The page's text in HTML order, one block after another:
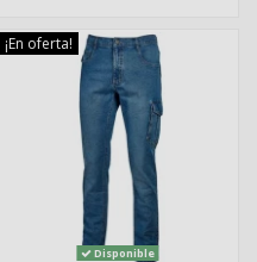
¡En oferta!
Disponible